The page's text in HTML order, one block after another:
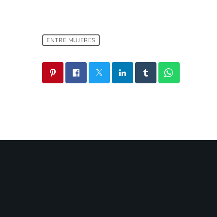
ENTRE MUJERES